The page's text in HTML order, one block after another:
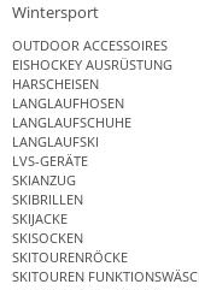
Wintersport
OUTDOOR ACCESSOIRES
EISHOCKEY AUSRÜSTUNG
HARSCHEISEN
LANGLAUFHOSEN
LANGLAUFSCHUHE
LANGLAUFSKI
LVS-GERÄTE
SKIANZUG
SKIBRILLEN
SKIJACKE
SKISOCKEN
SKITOURENRÖCKE
SKITOUREN